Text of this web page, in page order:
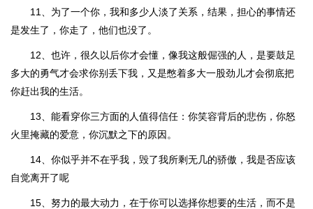
11、为了一个你，我和多少人淡了关系，结果，担心的事情还
是发生了，你走了，他们也没了。
12、也许，很久以后你才会懂，像我这般倔强的人，是要鼓足
多大的勇气才会求你别丢下我，又是憋着多大一股劲儿才会彻底把
你赶出我的生活。
13、能看穿你三方面的人值得信任：你笑容背后的悲伤，你怒
火里掩藏的爱意，你沉默之下的原因。
14、你似乎并不在乎我，毁了我所剩无几的骄傲，我是否应该
自觉离开了呢
15、努力的最大动力，在于你可以选择你想要的生活，而不是